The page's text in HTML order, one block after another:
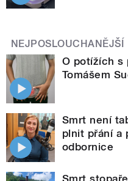
NEJPOSLOUCHANĚJŠÍ
O potížích s
Tomášem
Smrt není
plnit přání a
odbornice
Smrt